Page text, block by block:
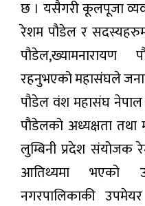
छ । यसैगरी कूलपूजा
रेशम पौडेल र
रहनुभएको महासंघले
पौडेल वंश महासंघ नेपाल
पौडेलको अध्यक्षता
लुम्बिनी प्रदेश संयोजक
आतिथ्यमा भएको
नगरपालिकाकी उपमेयर